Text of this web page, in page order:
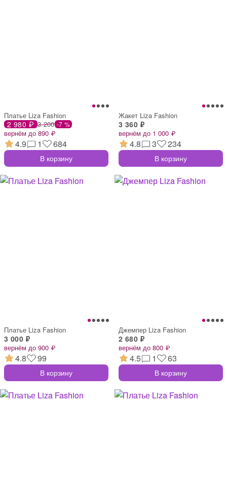
Платье Liza Fashion
2 980 ₽ 3 200 -7 %
вернём до 890 ₽
4.9 1 684
В корзину
Жакет Liza Fashion
3 360 ₽
вернём до 1 000 ₽
4.8 3 234
В корзину
Платье Liza Fashion
3 000 ₽
вернём до 900 ₽
4.8 99
В корзину
Джемпер Liza Fashion
2 680 ₽
вернём до 800 ₽
4.5 1 63
В корзину